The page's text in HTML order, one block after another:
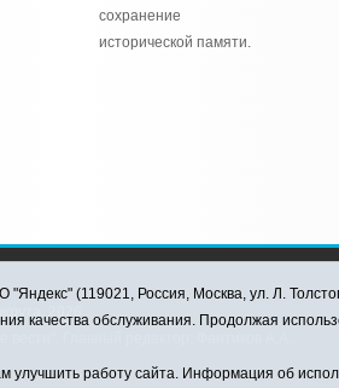
сохранение
исторической памяти.
2026
(119021, Россия, Москва, ул. Л.
качества обслуживания. Продолжая
работу сайта. Информация об